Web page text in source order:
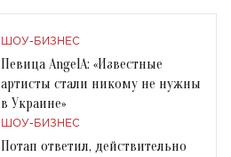
ШОУ-БИЗНЕС
Певица AngelA: «Известные
артисты стали никому не нужны
в Украине»
ШОУ-БИЗНЕС
Потап ответил, действительно